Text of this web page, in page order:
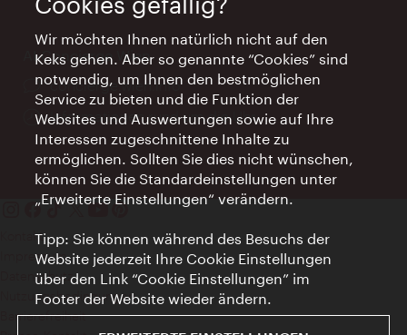
AI Concierge Wien
Ort:
concierge.wien.info
Öffnungszeiten:
Informationen rund um die Uhr
Kontakt
Impressum
Datenschutz
Nutzungsbedingungen
Barrierefreiheit
Wir möchten Ihnen natürlich nicht auf den
Keks gehen. Aber so genannte “Cookies” sind
notwendig, um Ihnen den bestmöglichen
Service zu bieten und die Funktion der
Websites und Auswertungen sowie auf Ihre
Interessen zugeschnittene Inhalte zu
ermöglichen. Sollten Sie dies nicht wünschen,
können Sie die Standardeinstellungen unter
„Erweiterte Einstellungen“ verändern.
Tipp: Sie können während des Besuchs der
Website jederzeit Ihre Cookie Einstellungen
über den Link “Cookie Einstellungen” im
Footer der Website wieder ändern.